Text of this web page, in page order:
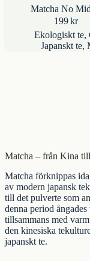
Matcha No
199kr
Ekologiskt te,
Japanskt te,
Matcha – från Kina
Matcha förknippas
av modern japansk
till det pulverte som
denna period
tillsammans med
den kinesiska
japanskt te.